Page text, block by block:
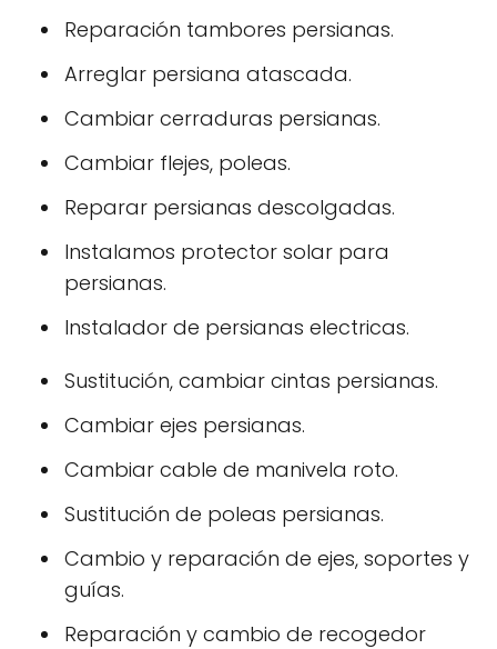
Reparación tambores persianas.
Arreglar persiana atascada.
Cambiar cerraduras persianas.
Cambiar flejes, poleas.
Reparar persianas descolgadas.
Instalamos protector solar para
persianas.
Instalador de persianas electricas.
Sustitución, cambiar cintas persianas.
Cambiar ejes persianas.
Cambiar cable de manivela roto.
Sustitución de poleas persianas.
Cambio y reparación de ejes, soportes y
guías.
Reparación y cambio de recogedor